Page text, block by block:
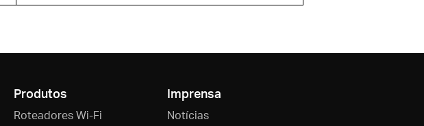
Produtos
Roteadores Wi-Fi
Imprensa
Notícias